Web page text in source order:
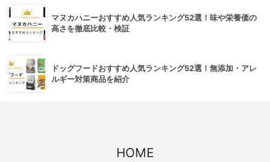
マヌカハニーおすすめ人気ランキング52選！味や栄養価の
高さを徹底比較・検証
ドッグフードおすすめ人気ランキング52選！無添加・アレ
ルギー対策商品を紹介
HOME